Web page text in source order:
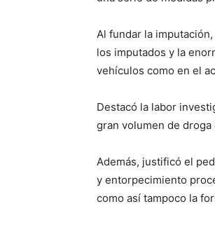
Al fundar la
los imputados y la
vehículos como en el
Destacó la labor
gran volumen de
Además, justificó el
y entorpecimiento
como así tampoco la